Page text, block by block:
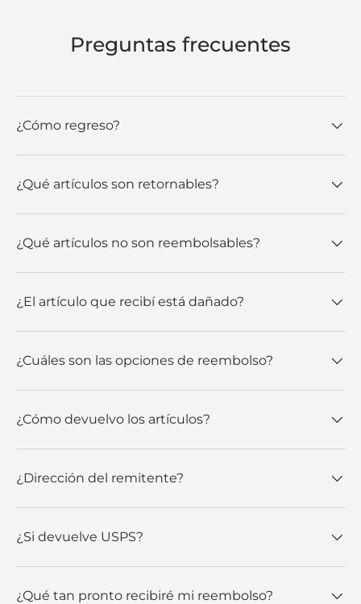
Preguntas frecuentes
¿Cómo regreso?
¿Qué artículos son retornables?
¿Qué artículos no son reembolsables?
¿El artículo que recibí está dañado?
¿Cuáles son las opciones de reembolso?
¿Cómo devuelvo los artículos?
¿Dirección del remitente?
¿Si devuelve USPS?
¿Qué tan pronto recibiré mi reembolso?